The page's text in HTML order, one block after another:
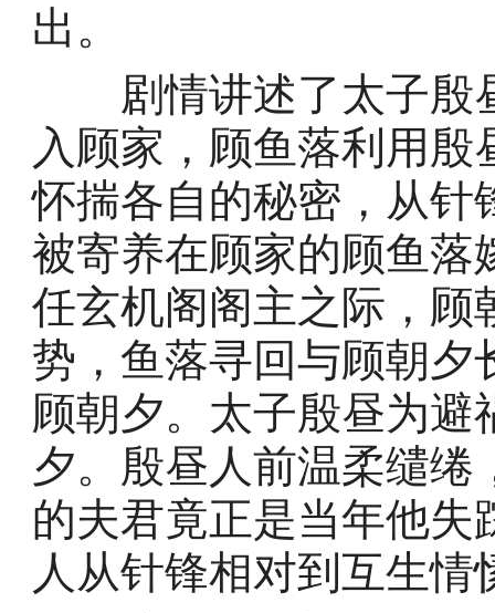
出。
剧情讲述了太子殷
入顾家，顾鱼落利用
怀揣各自的秘密，从针
被寄养在顾家的顾鱼落
任玄机阁阁主之际，顾
势，鱼落寻回与顾朝夕
顾朝夕。太子殷昼为
夕。殷昼人前温柔缱
的夫君竟正是当年他
人从针锋相对到互生